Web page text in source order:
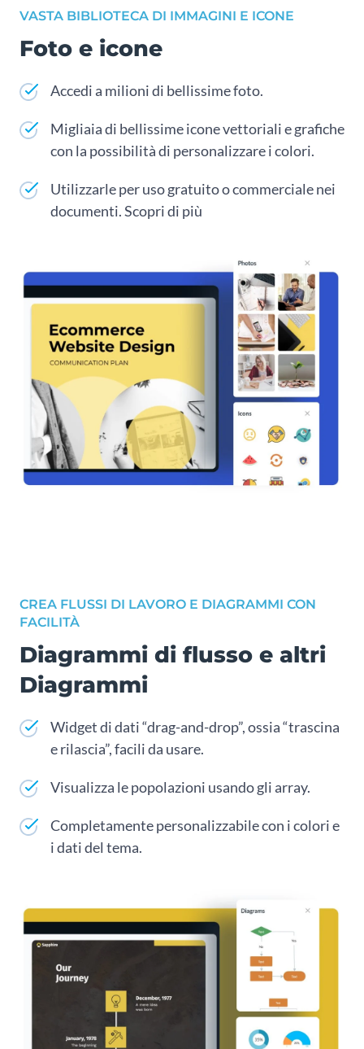
VASTA BIBLIOTECA DI IMMAGINI E ICONE
Foto e icone
Accedi a milioni di bellissime foto.
Migliaia di bellissime icone vettoriali e grafiche
con la possibilità di personalizzare i colori.
Utilizzarle per uso gratuito o commerciale nei
documenti. Scopri di più
CREA FLUSSI DI LAVORO E DIAGRAMMI CON
FACILITÀ
Diagrammi di flusso e altri
Diagrammi
Widget di dati “drag-and-drop”, ossia “trascina
e rilascia”, facili da usare.
Visualizza le popolazioni usando gli array.
Completamente personalizzabile con i colori e
i dati del tema.